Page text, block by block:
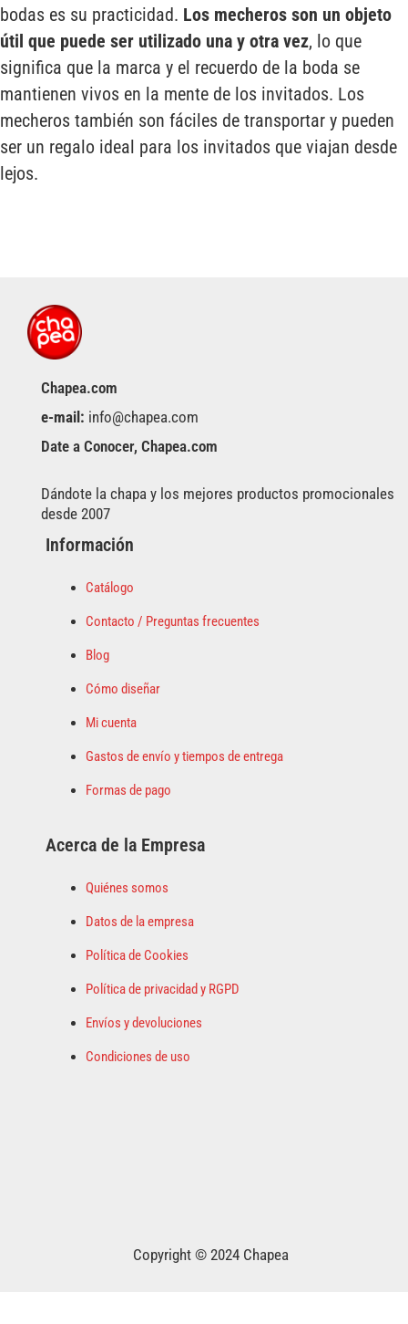
bodas es su practicidad. Los mecheros son un objeto
útil que puede ser utilizado una y otra vez, lo que
significa que la marca y el recuerdo de la boda se
mantienen vivos en la mente de los invitados. Los
mecheros también son fáciles de transportar y pueden
ser un regalo ideal para los invitados que viajan desde
lejos.
Chapea.com
e-mail: info@chapea.com
Date a Conocer, Chapea.com
Dándote la chapa y los mejores productos promocionales
desde 2007
Información
Catálogo
Contacto / Preguntas frecuentes
Blog
Cómo diseñar
Mi cuenta
Gastos de envío y tiempos de entrega
Formas de pago
Acerca de la Empresa
Quiénes somos
Datos de la empresa
Política de Cookies
Política de privacidad y RGPD
Envíos y devoluciones
Condiciones de uso
Copyright © 2024 Chapea